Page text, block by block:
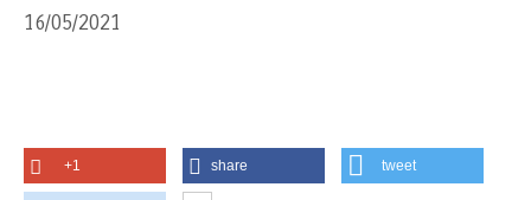
16/05/2021
+1 share tweet